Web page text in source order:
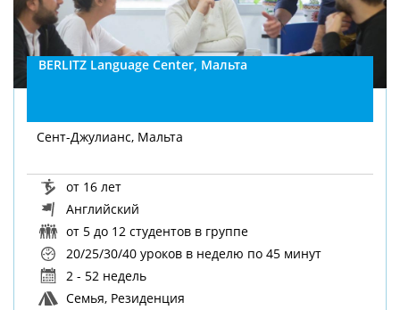
BERLITZ Language Center, Мальта
Сент-Джулианc, Мальта
от 16 лет
Английский
от 5 до 12 студентов в группе
20/25/30/40 уроков в неделю по 45 минут
2 - 52 недель
Семья, Резиденция